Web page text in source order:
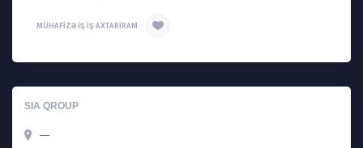
MÜHAFIZƏ IŞ IŞ AXTARIRAM
SIA QROUP
—